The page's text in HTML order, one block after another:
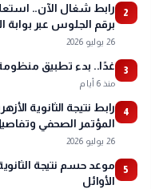
2
برقم الجلوس عبر بوابة
26 يوليو 2026
3 غدًا.. بدء تطبيق منظومة
منذ 6 أيام
4
المؤتمر الصحفي
26 يوليو 2026
5
الأوائل